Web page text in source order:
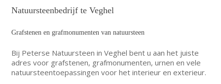
Natuursteenbedrijf te Veghel
Grafstenen en grafmonumenten van natuursteen
Bij Peterse Natuursteen in Veghel bent u aan het juiste
adres voor grafstenen, grafmonumenten, urnen en vele
natuursteentoepassingen voor het interieur en exterieur.